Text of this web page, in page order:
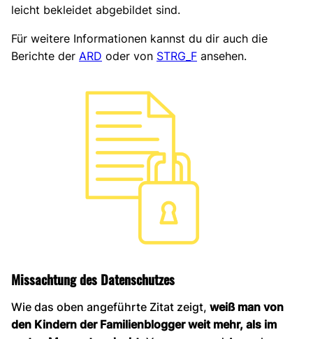
leicht bekleidet abgebildet sind.
Für weitere Informationen kannst du dir auch die
Berichte der ARD oder von STRG_F ansehen.
Missachtung des Datenschutzes
Wie das oben angeführte Zitat zeigt, weiß man von
den Kindern der Familienblogger weit mehr, als im